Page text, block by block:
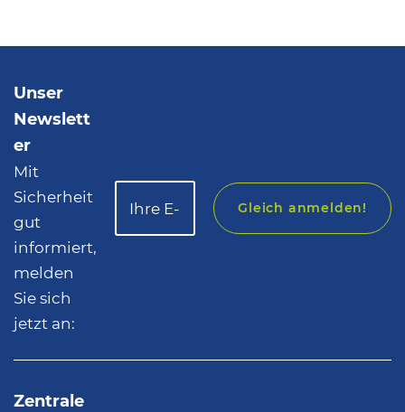
Unser
Newslett
er
Mit
Sicherheit
gut
informiert,
melden
Sie sich
jetzt an:
Gleich anmelden!
Zentrale